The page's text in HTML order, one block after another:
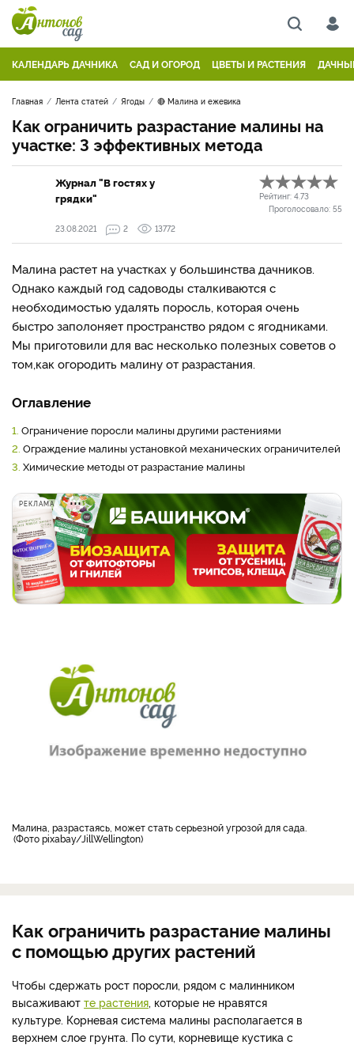
КАЛЕНДАРЬ ДАЧНИКА САД И ОГОРОД ЦВЕТЫ И РАСТЕНИЯ
Главная Лента статей Ягоды 🔴 Малина и ежевика
Как ограничить разрастание малины на
участке: 3 эффективных метода
Журнал "В гостях у
грядки"
Рейтинг: 4.73
Проголосовало: 55
23.08.2021
2 13772
Малина растет на участках у большинства дачников.
Однако каждый год садоводы сталкиваются с
необходимостью удалять поросль, которая очень
быстро заполоняет пространство рядом с ягодниками.
Мы приготовили для вас несколько полезных советов о
том,как огородить малину от разрастания.
Оглавление
1. Ограничение поросли малины другими растениями
2. Ограждение малины установкой механических ограничителей
3. Химические методы от разрастание малины
РЕКЛАМА
малина, разрастаясь, может стать серьезной угрозой для сада.
Фото pixabay/JillWellington
Как ограничить разрастание малины
с помощью других растений
Чтобы сдержать рост поросли, рядом с малинником
высаживают те растения , которые не нравятся
культуре. Корневая система малины располагается в
верхнем слое грунта. По сути, корневище кустика с